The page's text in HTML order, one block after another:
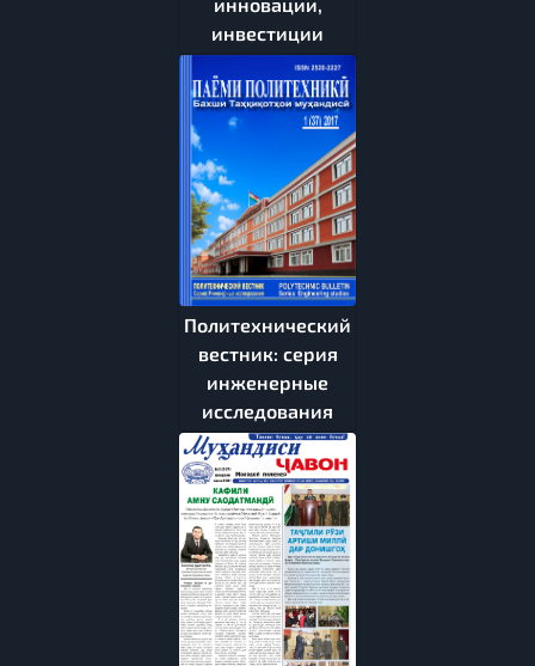
инвестиции
Политехнический
вестник: серия
инженерные
исследования